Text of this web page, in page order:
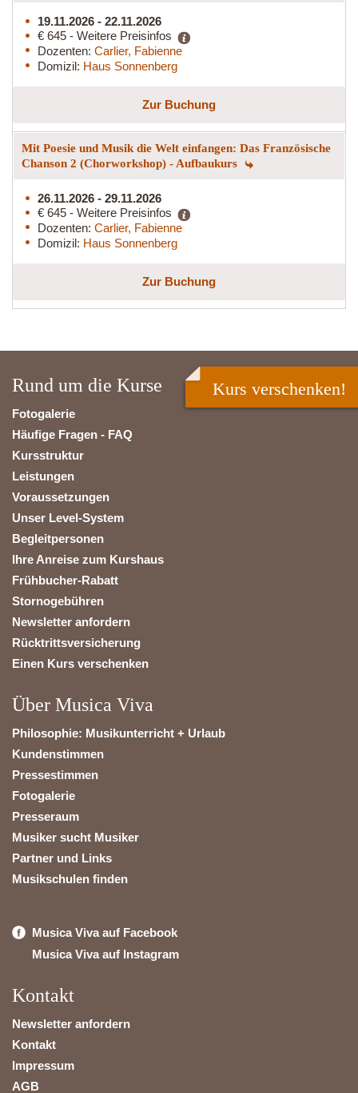
19.11.2026 - 22.11.2026
€ 645 - Weitere Preisinfos
Dozenten: Carlier, Fabienne
Domizil: Haus Sonnenberg
Zur Buchung
Mit Poesie und Musik die Welt einfangen: Das Französische
Chanson 2 (Chorworkshop) - Aufbaukurs
26.11.2026 - 29.11.2026
€ 645 - Weitere Preisinfos
Dozenten: Carlier, Fabienne
Domizil: Haus Sonnenberg
Zur Buchung
Rund um die Kurse
Fotogalerie
Häufige Fragen - FAQ
Kursstruktur
Leistungen
Voraussetzungen
Unser Level-System
Begleitpersonen
Ihre Anreise zum Kurshaus
Frühbucher-Rabatt
Stornogebühren
Newsletter anfordern
Rücktrittsversicherung
Einen Kurs verschenken
Über Musica Viva
Philosophie: Musikunterricht + Urlaub
Kundenstimmen
Pressestimmen
Fotogalerie
Presseraum
Musiker sucht Musiker
Partner und Links
Musikschulen finden
Musica Viva auf Facebook
Musica Viva auf Instagram
Kontakt
Newsletter anfordern
Kontakt
Impressum
AGB
Kurs verschenken!